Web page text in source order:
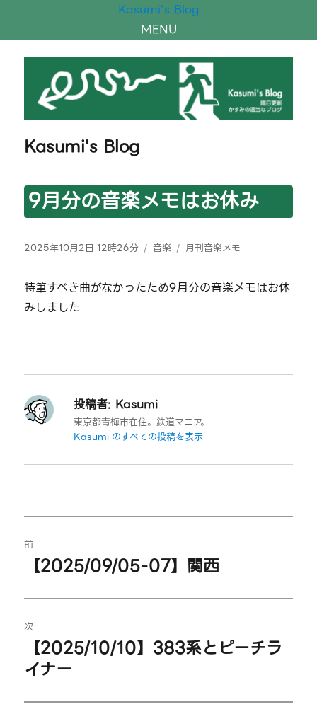
Kasumi's Blog
MENU
Kasumi's Blog
9月分の音楽メモはお休み
投
2025年10月2日 12時26分
カ
リ
音楽
タ
月刊音楽メモ
特筆すべき曲がなかったため9月分の音楽メモはお休
みしました
投稿者: Kasumi
東京都青梅市在住。鉄道マニア。
Kasumi のすべての投稿を表示
稿
ナ
ビ
ゲ
ー
シ
前
の
投
稿:
【2025/09/05-07】関西
次
の
稿:
【2025/10/10】383系とピーチラ
イナー